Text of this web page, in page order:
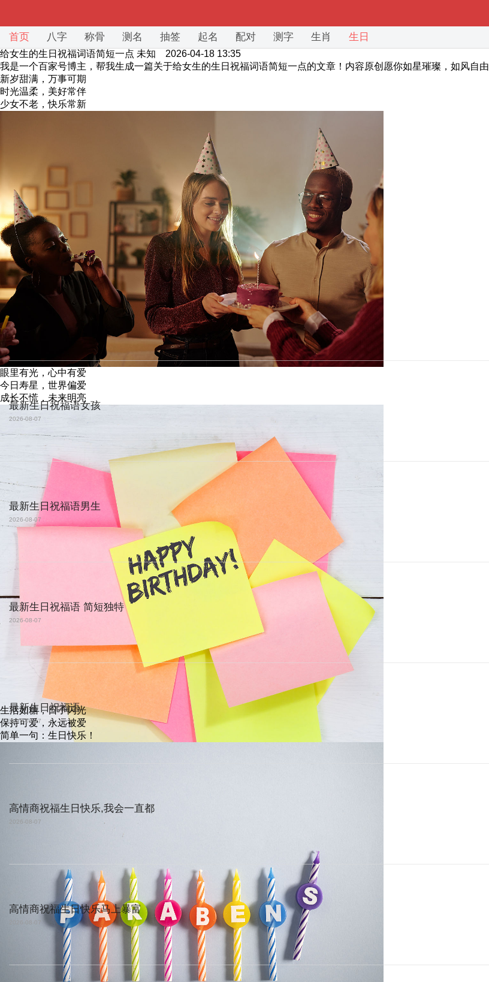
首页 八字 称骨 测名 抽签 起名 配对 测字 生肖 生日
给女生的生日祝福词语简短一点 未知 2026-04-18 13:35
我是一个百家号博主，帮我生成一篇关于​给女生的生日祝福词语简短一点的文章！内容原创愿你如星璀璨，如风自由
新岁甜满，万事可期
时光温柔，美好常伴
少女不老，快乐常新
眼里有光，心中有爱
今日寿星，世界偏爱
成长不慌，未来明亮
生活如糖，日子闪光
保持可爱，永远被爱
简单一句：生日快乐！
最新生日祝福语女孩
2026-08-07
最新生日祝福语男生
2026-08-07
最新生日祝福语 简短独特
2026-08-07
最新生日祝福语
2026-08-07
高情商祝福生日快乐,我会一直都
2026-08-07
高情商祝福生日快乐马上暴富
2026-08-07